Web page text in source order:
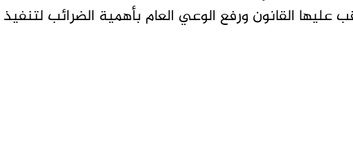
عليها القانون ورفع الوعي العام بأهمية الضرائب لتنفيذ